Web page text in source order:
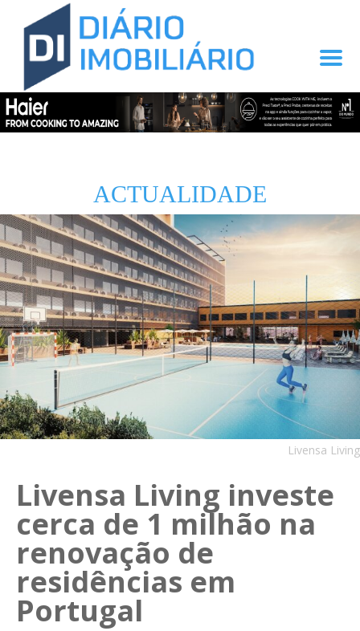
ACTUALIDADE
Livensa Living
Livensa Living investe
cerca de 1 milhão na
renovação de
residências em
Portugal